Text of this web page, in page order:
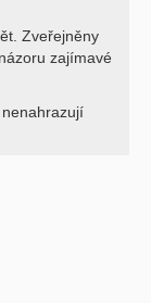
Zveřejněny
zajímavé
nenahrazují